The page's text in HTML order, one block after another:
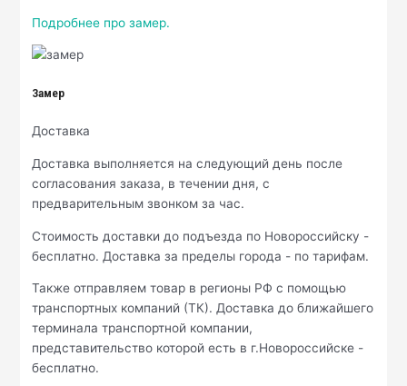
Подробнее про замер.
Замер
Доставка
Доставка выполняется на следующий день после
согласования заказа, в течении дня, с
предварительным звонком за час.
Стоимость доставки до подъезда по Новороссийску -
бесплатно. Доставка за пределы города - по тарифам.
Также отправляем товар в регионы РФ с помощью
транспортных компаний (ТК). Доставка до ближайшего
терминала транспортной компании,
представительство которой есть в г.Новороссийске -
бесплатно.